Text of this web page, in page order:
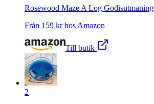
Rosewood Maze A Log Godisutmaning
Från 159 kr hos Amazon
Till butik
2